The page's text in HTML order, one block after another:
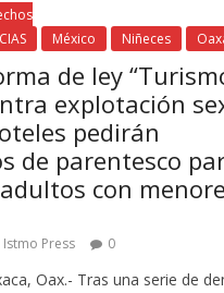
México Niñeces
de ley
explotación
pedirán
de parentesco
con
Istmo Press 0
Oax.- Tras una serie de